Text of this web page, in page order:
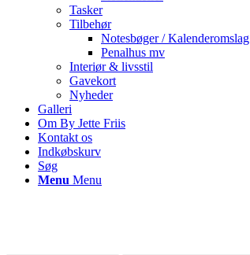
Tasker
Tilbehør
Notesbøger / Kalenderomslag
Penalhus mv
Interiør & livsstil
Gavekort
Nyheder
Galleri
Om By Jette Friis
Kontakt os
Indkøbskurv
Søg
Menu Menu